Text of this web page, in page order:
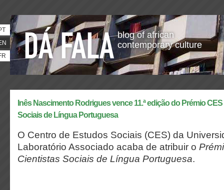
blog of african
contemporary culture
Inês Nascimento Rodrigues vence 11.ª edição do Prémio
Sociais de Língua Portuguesa
O Centro de Estudos Sociais (CES) da
Laboratório Associado acaba de atribuir o
Cientistas Sociais de Língua Portuguesa.